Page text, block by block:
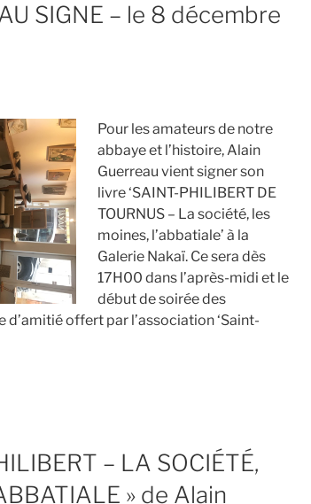
SIGNE – le 8 décembre
Pour les amateurs de notre
abbaye et l’histoire, Alain
Guerreau vient signer son
livre ‘SAINT-PHILIBERT DE
TOURNUS – La société, les
moines, l’abbatiale’ à la
Galerie Nakaï. Ce sera dès
17H00 dans l’après-midi et le
début de soirée des
d’amitié offert par l’association ‘Saint-
– LA SOCIÉTÉ,
» de Alain